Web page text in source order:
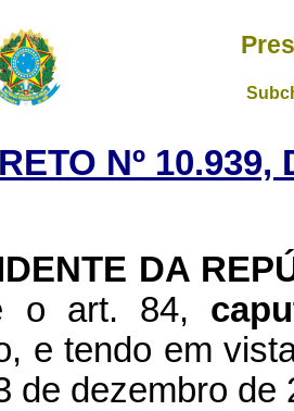
Nº
DA
o art. 84,
e tendo em
de dezembro de